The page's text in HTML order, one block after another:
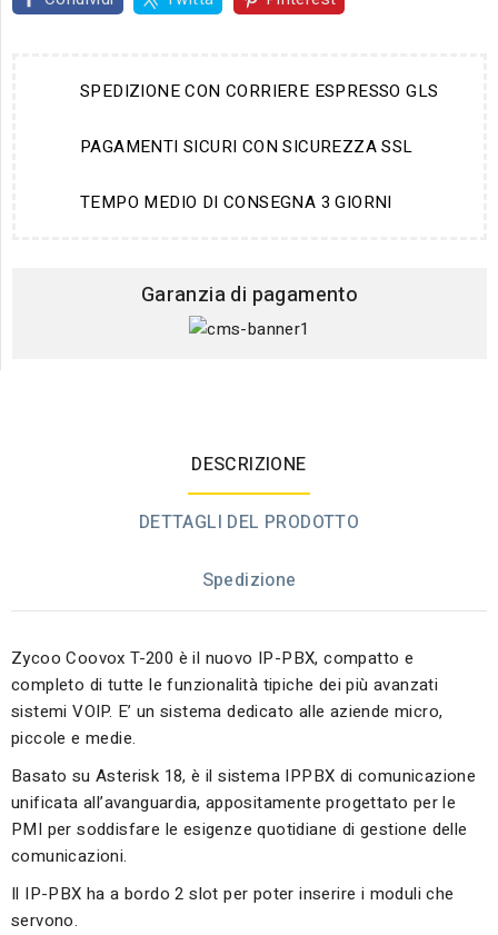
SPEDIZIONE CON CORRIERE ESPRESSO GLS
PAGAMENTI SICURI CON SICUREZZA SSL
TEMPO MEDIO DI CONSEGNA 3 GIORNI
Garanzia di pagamento
DESCRIZIONE
DETTAGLI DEL PRODOTTO
Spedizione
Zycoo Coovox T-200 è il nuovo IP-PBX, compatto e
completo di tutte le funzionalità tipiche dei più avanzati
sistemi VOIP. E’ un sistema dedicato alle aziende micro,
piccole e medie.
Basato su Asterisk 18, è il sistema IPPBX di comunicazione
unificata all’avanguardia, appositamente progettato per le
PMI per soddisfare le esigenze quotidiane di gestione delle
comunicazioni.
Il IP-PBX ha a bordo 2 slot per poter inserire i moduli che
servono.